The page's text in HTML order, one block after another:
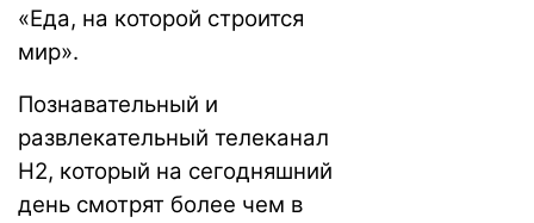
«Еда, на которой строится
мир».
Познавательный и
развлекательный телеканал
H2, который на сегодняшний
день смотрят более чем в